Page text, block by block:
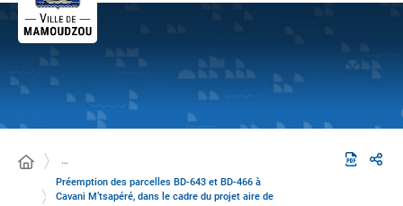
…
Préemption des parcelles BD-643 et BD-466 à
Cavani M’tsapéré, dans le cadre du projet aire de